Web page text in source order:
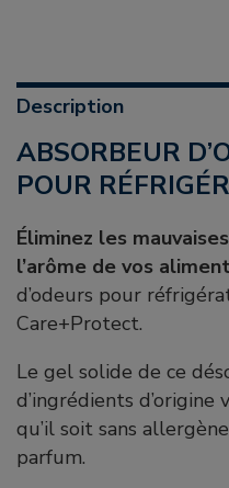
Description
ABSORBEUR D’ODEUR UNIVERSEL
POUR
Éliminez les
l’arôme de vos
d’odeurs pour
Care+Protect.
Le gel solide de ce
d’ingrédients
qu’il soit sans
parfum.